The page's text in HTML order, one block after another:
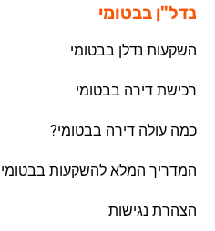
נדל"ן בבטומי
השקעות נדלן בבטומי
רכישת דירה בבטומי
כמה עולה דירה בבטומי?
המדריך המלא להשקעות בבטומי
הצהרת נגישות